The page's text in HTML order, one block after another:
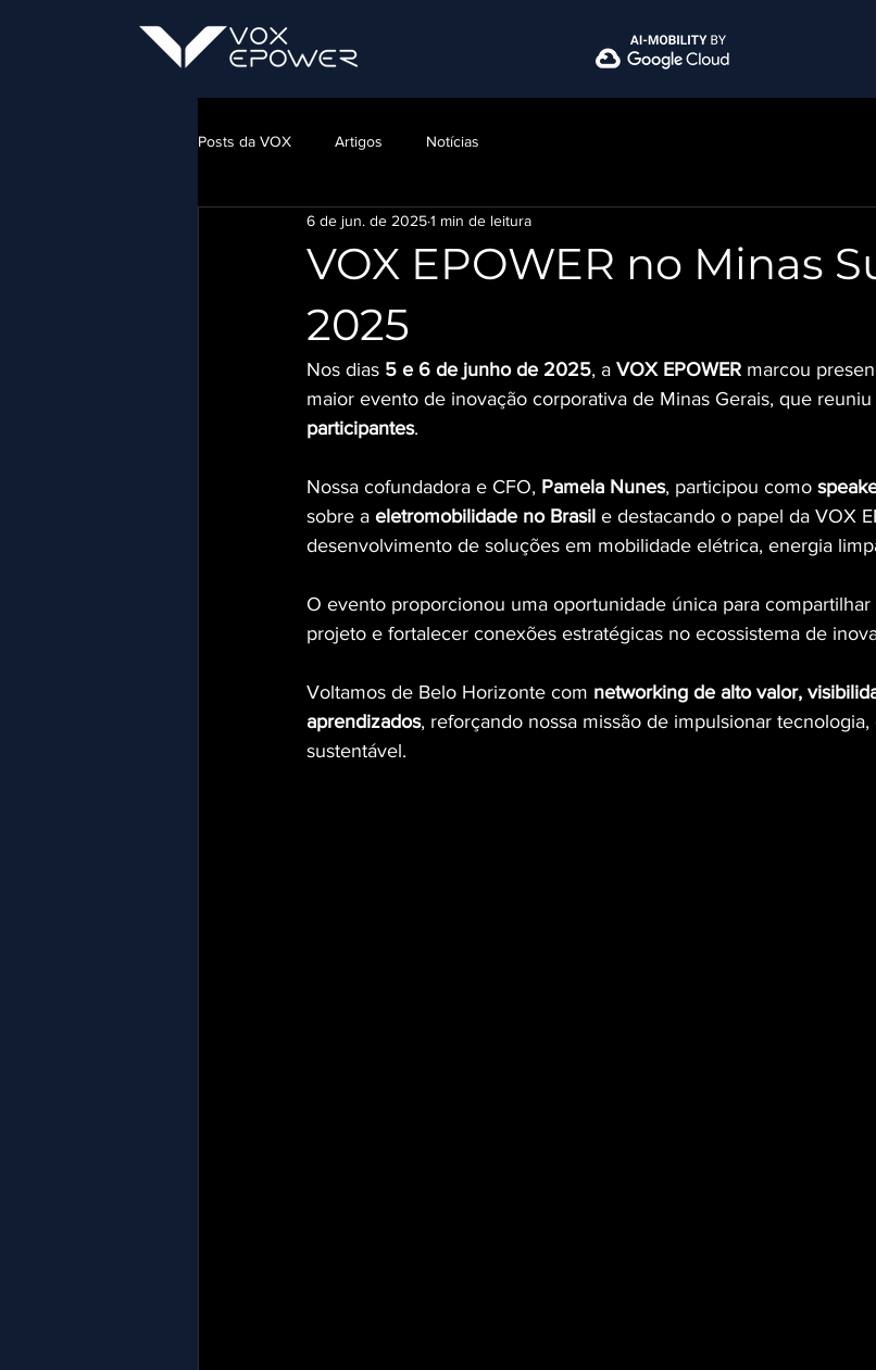
Posts da VOX Artigos Notícias
VOX EPOWER no Minas
2025
6 de jun. de 20251 min de leitura
Nos dias 5 e 6 de junho de 2025, a VOX EPOWER marcou
maior evento de inovação corporativa de Minas Gerais, que
participantes.
Nossa cofundadora e CFO, Pamela Nunes, participou como
sobre a eletromobilidade no Brasil e destacando o papel da VOX
desenvolvimento de soluções em mobilidade elétrica, energia
O evento proporcionou uma oportunidade única para compartilhar
projeto e fortalecer conexões estratégicas no ecossistema de
Voltamos de Belo Horizonte com networking de alto valor,
aprendizados, reforçando nossa missão de impulsionar
sustentável.